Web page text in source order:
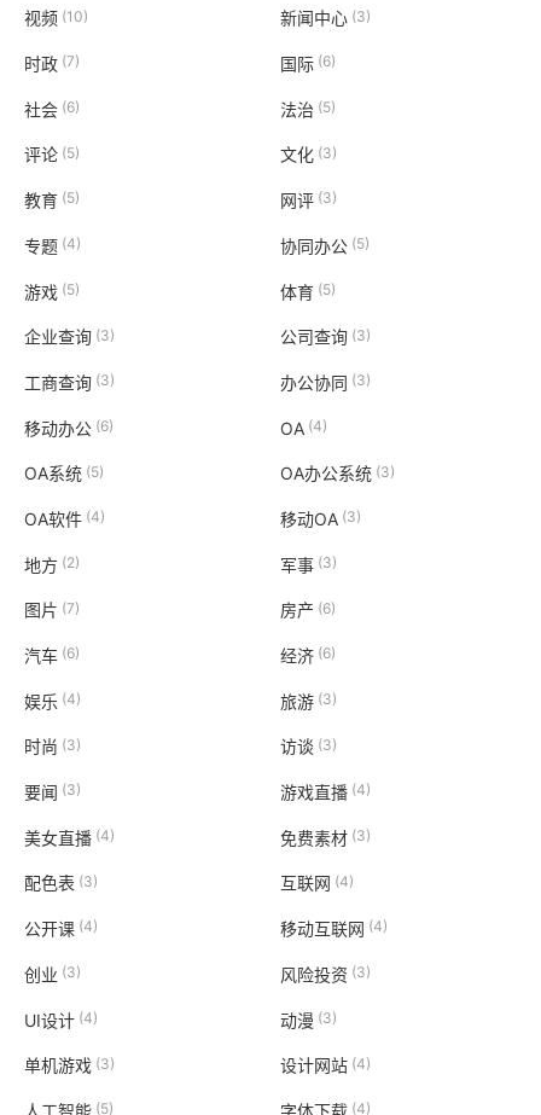
视频 (10) 新闻中心 (3)
时政 (7) 国际(6)
社会 (6) 法治 (5)
评论 (5) 文化 (3)
教育 (5) 网评(3)
专题 (4) 协同办公(5)
游戏 (5) 体育(5)
企业查询 (3) 公司查询(3)
工商查询 (3) 办公协同 (3)
移动办公 (6) OA (4)
OA系统 (5) OA办公系统(3)
OA软件 (4) 移动OA (3)
地方 (2) 军事 (3)
图片 (7) 房产 (6)
汽车 (6) 经济(6)
娱乐 (4) 旅游(3)
时尚 (3) 访谈 (3)
要闻 (3) 游戏直播(4)
美女直播 (4) 免费素材(3)
配色表 (3) 互联网 (4)
公开课 (4) 移动互联网 (4)
创业 (3) 风险投资 (3)
UI设计 (4) 动漫 (3)
单机游戏 (3) 设计网站(4)
人工智能 (5) 字体下载(4)